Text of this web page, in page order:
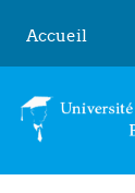
Accueil